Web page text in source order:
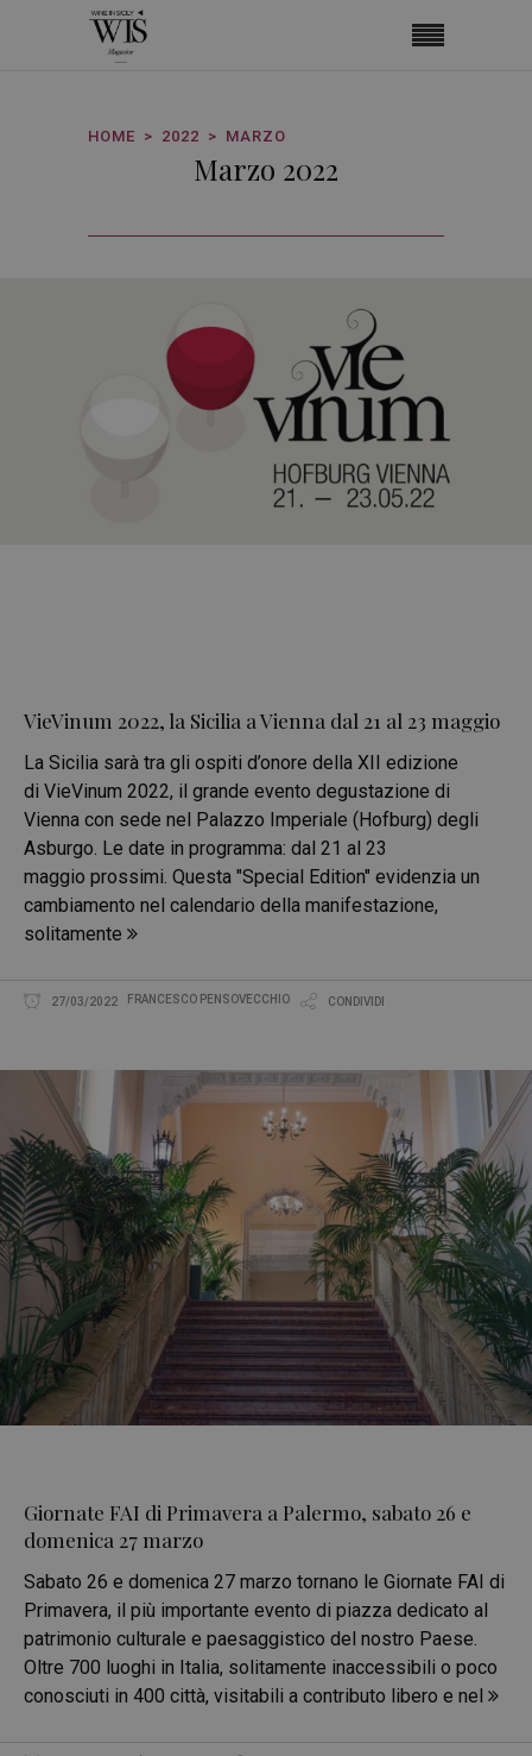
HOME 2022 MARZO
Marzo 2022
VieVinum 2022, la Sicilia a Vienna dal 21 al 23 maggio
La Sicilia sarà tra gli ospiti d’onore della XII edizione
di VieVinum 2022, il grande evento degustazione di
Vienna con sede nel Palazzo Imperiale (Hofburg) degli
Asburgo. Le date in programma: dal 21 al 23
maggio prossimi. Questa "Special Edition" evidenzia un
cambiamento nel calendario della manifestazione,
solitamente
27/03/2022 FRANCESCO PENSOVECCHIO CONDIVIDI
Giornate FAI di Primavera a Palermo, sabato 26 e
domenica 27 marzo
Sabato 26 e domenica 27 marzo tornano le Giornate FAI di
Primavera, il più importante evento di piazza dedicato al
patrimonio culturale e paesaggistico del nostro Paese.
Oltre 700 luoghi in Italia, solitamente inaccessibili o poco
conosciuti in 400 città, visitabili a contributo libero e nel